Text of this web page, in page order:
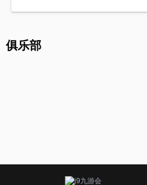
俱乐部